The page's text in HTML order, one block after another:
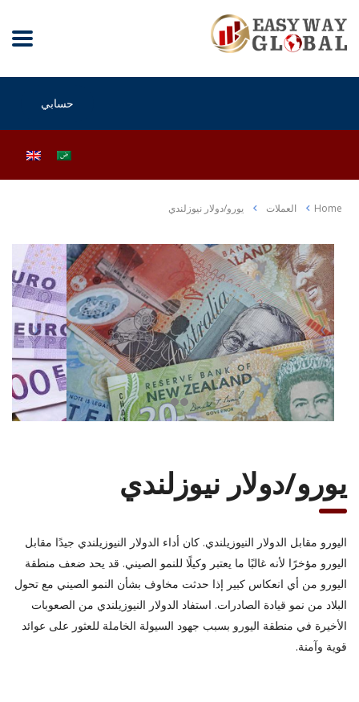
حسابي
Home العملات يورو/دولار نيوزلندي
يورو/دولار نيوزلندي
اليورو مقابل الدولار النيوزيلندي. كان أداء الدولار النيوزيلندي جيدًا مقابل
اليورو مؤخرًا لأنه غالبًا ما يعتبر وكيلًا للنمو الصيني. قد يحد ضعف منطقة
اليورو من أي انعكاس كبير إذا حدثت مخاوف بشأن النمو الصيني مع تحول
البلاد من نمو قيادة الصادرات. استفاد الدولار النيوزيلندي من الصعوبات
الأخيرة في منطقة اليورو بسبب جهود السيولة الخاملة للعثور على عوائد
قوية وآمنة.